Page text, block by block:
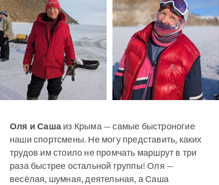
Оля и Саша из Крыма — самые быстроногие
наши спортсмены. Не могу представить, каких
трудов им стоило не промчать маршрут в три
раза быстрее остальной группы! Оля —
весёлая, шумная, деятельная, а Саша